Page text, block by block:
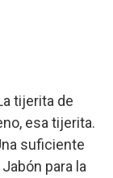
tijerita de
esa tijerita.
suficiente
para la